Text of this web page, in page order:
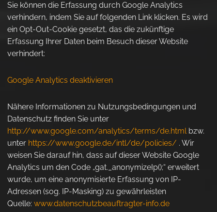
Sie können die Erfassung durch Google Analytics
verhindern, indem Sie auf folgenden Link klicken. Es wird
ein Opt-Out-Cookie gesetzt, das die zukünftige
Erfassung Ihrer Daten beim Besuch dieser Website
verhindert:
Google Analytics deaktivieren
Nähere Informationen zu Nutzungsbedingungen und
Datenschutz finden Sie unter
http://www.google.com/analytics/terms/de.htmlbzw.
unter https://www.google.de/intl/de/policies/ . Wir
weisen Sie darauf hin, dass auf dieser Website Google
Analytics um den Code „gat._anonymizeIp();“ erweitert
wurde, um eine anonymisierte Erfassung von IP-
Adressen (sog. IP-Masking) zu gewährleisten
Quelle: www.datenschutzbeauftragter-info.de